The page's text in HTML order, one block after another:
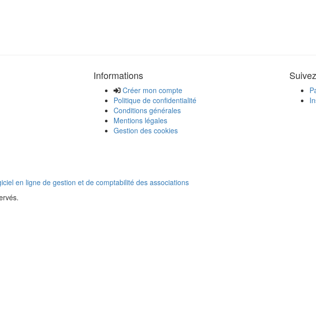
Informations
Créer mon compte
Politique de confidentialité
Conditions générales
Mentions légales
Gestion des cookies
en ligne de gestion et de comptabilité des associations